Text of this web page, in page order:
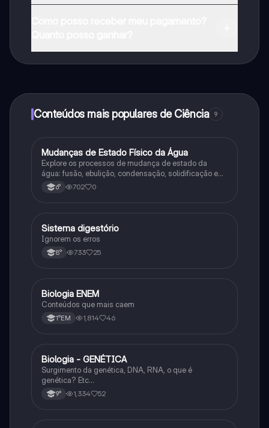
Conteúdos mais populares de Ciência 9
MCiência
Mudanças de Estado Físico da Água
Explore os processos de mudança de estado da
água: fusão, ebulição, condensação, solidificação e
sublimação.
6° 702 0
Ciência
Sistema digestório
Ignorem os erros
8° 733 25
Ciência
Biologia ENEM
Conteúdos que mais caem
1°EM 1,814 46
Ciência
Biologia - GENÉTICA
Surgimento da genética, DNA, RNA, o que é
genética? Etc…
9° 1,334 52